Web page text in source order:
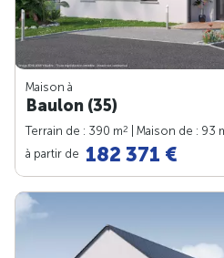
Maison à
Baulon (35)
Terrain de : 390 m2 | Maison de : 93
à partir de 182 371 €